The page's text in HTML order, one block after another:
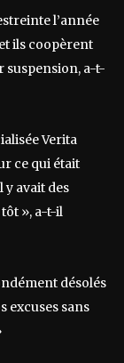
l’année
ils coopèrent
suspension, a-t-
Verita
ce qui était
y avait des
», a-t-il
désolés
excuses sans